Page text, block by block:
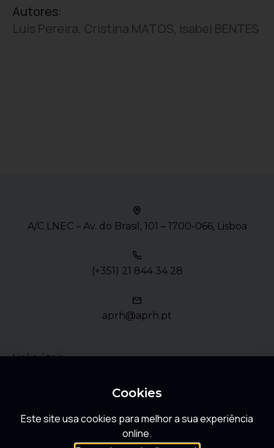
Autores:
Luís Pereira, Cristina MATOS, Isabel BENTES
A/C LNEC – Av. do Brasil, 101 – 1700-066, Lisboa
(+351) 21 844 34 28
aprh@aprh.pt
Links úteis
FAQ
Cookies
Este site usa cookies para melhor a sua experiência
online.